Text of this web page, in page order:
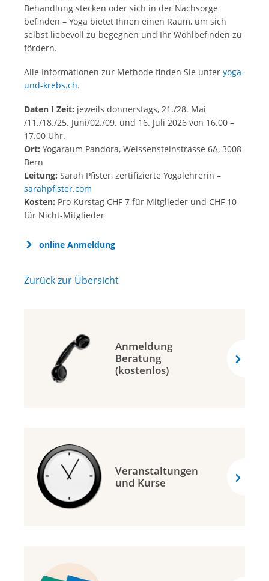
Behandlung stecken oder sich in der Nachsorge
befinden – Yoga bietet Ihnen einen Raum, um sich
selbst liebevoll zu begegnen und Ihr Wohlbefinden zu
fördern.
Alle Informationen zur Methode finden Sie unter yoga-
und-krebs.ch.
Daten I Zeit: jeweils donnerstags, 21./28. Mai
/11./18./25. Juni/02./09. und 16. Juli 2026 von 16.00 –
17.00 Uhr.
Ort: Yogaraum Pandora, Weissensteinstrasse 6A, 3008
Bern
Leitung: Sarah Pfister, zertifizierte Yogalehrerin –
sarahpfister.com
Kosten: Pro Kurstag CHF 7 für Mitglieder und CHF 10
für Nicht-Mitglieder
online Anmeldung
Zurück zur Übersicht
Anmeldung
Beratung
(kostenlos)
Veranstaltungen
und Kurse